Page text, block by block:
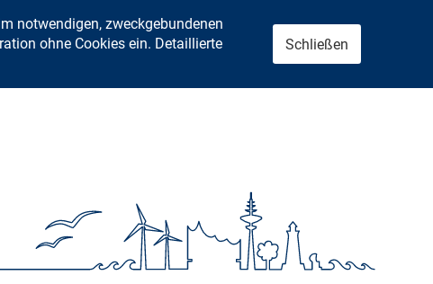
notwendigen, zweckgebundenen
ohne Cookies ein. Detaillierte
Schließen